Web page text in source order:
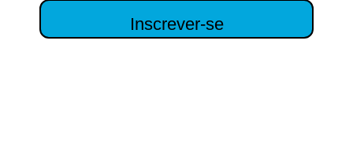
Inscrever-se